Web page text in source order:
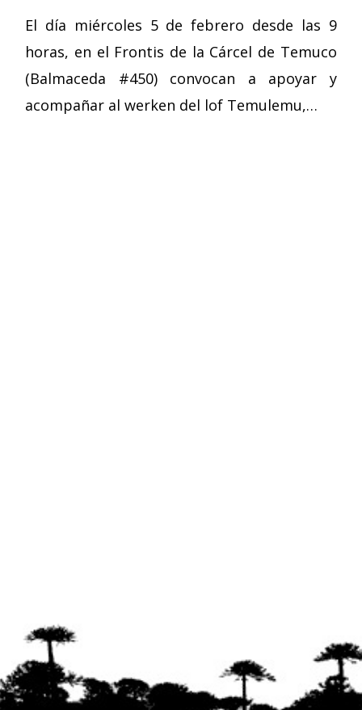
El día miércoles 5 de febrero desde las 9
horas, en el Frontis de la Cárcel de Temuco
(Balmaceda #450) convocan a apoyar y
acompañar al werken del lof Temulemu,…